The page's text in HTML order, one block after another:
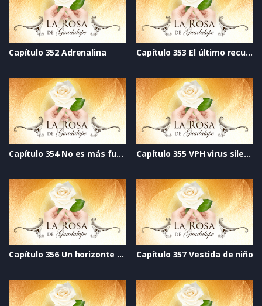
Capítulo 352 Adrenalina Capítulo 353 El último recuerdo
Capítulo 354 No es más fuerte que el amor Capítulo 355 VPH virus silencioso
Capítulo 356 Un horizonte distinto Capítulo 357 Vestida de niño